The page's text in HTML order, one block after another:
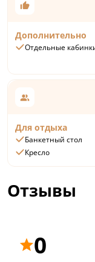
Дополнительно
Отдельные
Для отдыха
Банкетный стол
Кресло
Отзывы
0